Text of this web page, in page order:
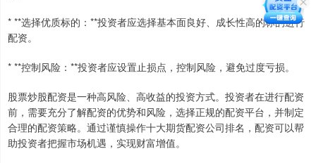
* **选择优质标的：**投资者应选择基本面良好、成长性高的标的进行
配资。
* **控制风险：**投资者应设置止损点，控制风险，避免过度亏损。
股票炒股配资是一种高风险、高收益的投资方式。投资者在进行配资
前，需要充分了解配资的优势和风险，选择正规的配资平台，并制定
合理的配资策略。通过谨慎操作十大期货配资公司排名，配资可以帮
助投资者把握市场机遇，实现财富增值。